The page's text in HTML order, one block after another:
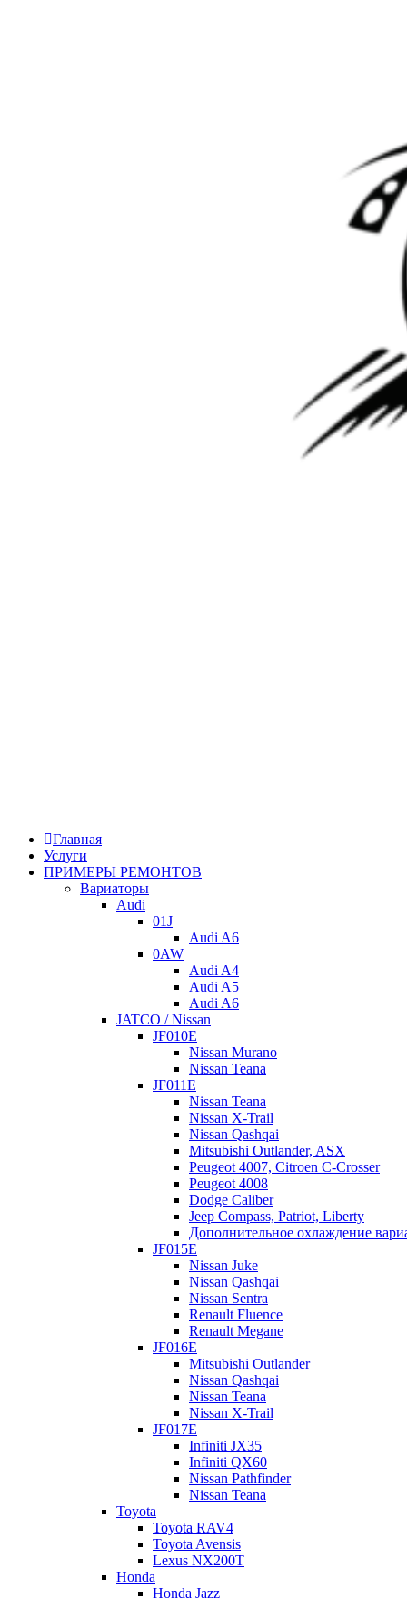
Главная
Услуги
ПРИМЕРЫ РЕМОНТОВ
Вариаторы
Audi
01J
Audi A6
0AW
Audi A4
Audi A5
Audi A6
JATCO / Nissan
JF010E
Nissan Murano
Nissan Teana
JF011E
Nissan Teana
Nissan X-Trail
Nissan Qashqai
Mitsubishi Outlander, ASX
Peugeot 4007, Citroen C-Crosser
Peugeot 4008
Dodge Caliber
Jeep Compass, Patriot, Liberty
Дополнительное охлаждение
JF015E
Nissan Juke
Nissan Qashqai
Nissan Sentra
Renault Fluence
Renault Megane
JF016E
Mitsubishi Outlander
Nissan Qashqai
Nissan Teana
Nissan X-Trail
JF017E
Infiniti JX35
Infiniti QX60
Nissan Pathfinder
Nissan Teana
Toyota
Toyota RAV4
Toyota Avensis
Lexus NX200T
Honda
Honda Jazz
Классические